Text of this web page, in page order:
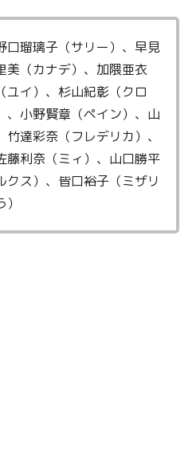
口瑠璃子（サリー）、早見
美（カナデ）、加隈亜衣
ユイ）、杉山紀彰（クロ
、小野賢章（ペイン）、山
達彩奈（フレデリカ）、
藤利奈（ミィ）、山口勝平
クス）、皆口裕子（ミザリ